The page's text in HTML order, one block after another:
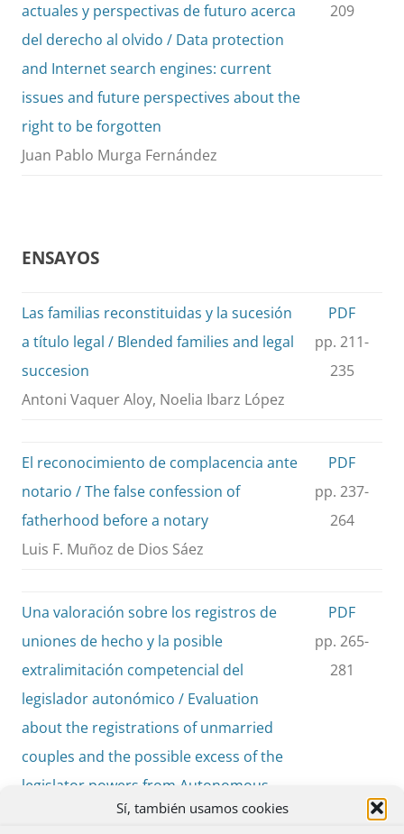
Sí, también usamos cookies
actuales y perspectivas de futuro acerca
del derecho al olvido / Data protection
and Internet search engines: current
issues and future perspectives about the
right to be forgotten
Juan Pablo Murga Fernández
209
ENSAYOS
Las familias reconstituidas y la sucesión
a título legal / Blended families and legal
succesion
Antoni Vaquer Aloy, Noelia Ibarz López
PDF
pp. 211-
235
El reconocimiento de complacencia ante
notario / The false confession of
fatherhood before a notary
Luis F. Muñoz de Dios Sáez
PDF
pp. 237-
264
Una valoración sobre los registros de
uniones de hecho y la posible
extralimitación competencial del
legislador autonómico / Evaluation
about the registrations of unmarried
couples and the possible excess of the
legislator powers from Autonomous
PDF
pp. 265-
281